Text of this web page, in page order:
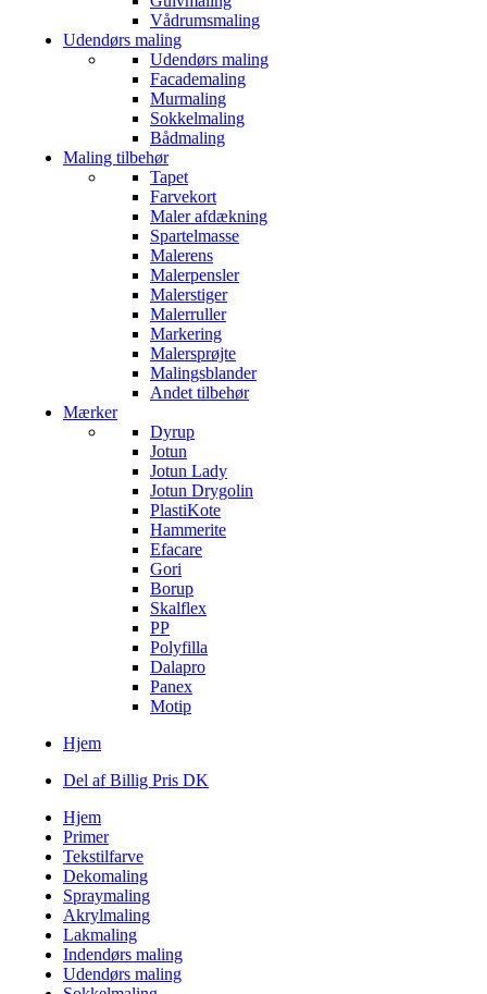
Vådrumsmaling
Udendørs maling
Udendørs maling
Facademaling
Murmaling
Sokkelmaling
Bådmaling
Maling tilbehør
Tapet
Farvekort
Maler afdækning
Spartelmasse
Malerens
Malerpensler
Malerstiger
Malerruller
Markering
Malersprøjte
Malingsblander
Andet tilbehør
Mærker
Dyrup
Jotun
Jotun Lady
Jotun Drygolin
PlastiKote
Hammerite
Efacare
Gori
Borup
Skalflex
PP
Polyfilla
Dalapro
Panex
Motip
Hjem
Del af Billig Pris DK
Hjem
Primer
Tekstilfarve
Dekomaling
Spraymaling
Akrylmaling
Lakmaling
Indendørs maling
Udendørs maling